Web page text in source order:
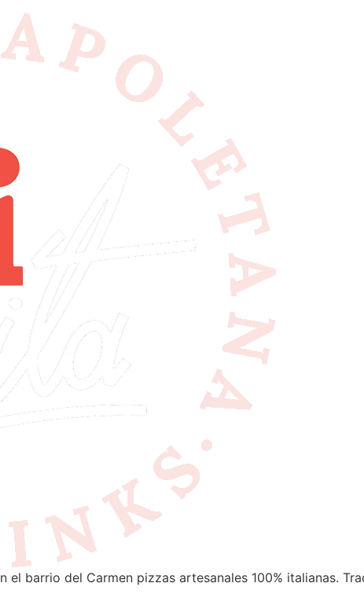
el barrio del Carmen pizzas artesanales 100% italianas.